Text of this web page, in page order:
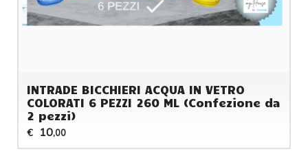
INTRADE BICCHIERI ACQUA IN VETRO
COLORATI 6 PEZZI 260 ML (Confezione da
2 pezzi)
€ 10,00